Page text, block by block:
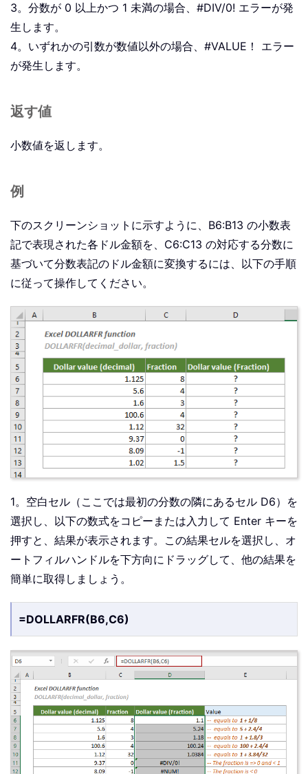
3。分数が 0 以上かつ 1 未満の場合、#DIV/0! エラーが発
生します。
4。いずれかの引数が数値以外の場合、#VALUE！ エラー
が発生します。
返す値
小数値を返します。
例
下のスクリーンショットに示すように、B6:B13 の小数表
記で表現された各ドル金額を、C6:C13 の対応する分数に
基づいて分数表記のドル金額に変換するには、以下の手順
に従って操作してください。
1。空白セル（ここでは最初の分数の隣にあるセル D6）を
選択し、以下の数式をコピーまたは入力して Enter キーを
押すと、結果が表示されます。この結果セルを選択し、オ
ートフィルハンドルを下方向にドラッグして、他の結果を
簡単に取得しましょう。
=DOLLARFR(B6,C6)